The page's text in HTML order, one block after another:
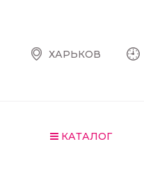
ХАРЬКОВ
КАТАЛОГ